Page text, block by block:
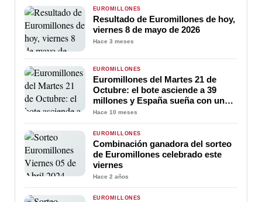
EUROMILLONES
Resultado de Euromillones de hoy,
viernes 8 de mayo de 2026
Hace 3 meses
EUROMILLONES
Euromillones del Martes 21 de
Octubre: el bote asciende a 39
millones y España sueña con un
nuevo millonario
Hace 10 meses
EUROMILLONES
Combinación ganadora del sorteo
de Euromillones celebrado este
viernes
Hace 2 años
EUROMILLONES